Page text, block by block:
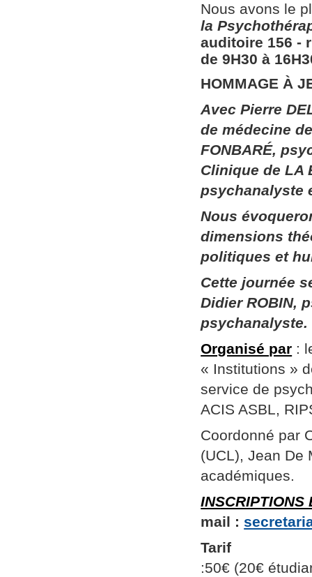
Nous avons le
la
auditoire 156​ ​-
de 9H30 à
HOMMAGE À
Avec Pierre
de médecine
FONBARÉ,
Clinique de LA
psychanalyste
Nous
dimensions
politiques et
Cette journée
Didier ROBIN,
psychanalyste.
Organisé par :
« Institutions »
service de
ACIS ASBL,
Coordonné par
(UCL), Jean De
académiques.
INSCRIPTIONS
mail :
Tarif
:50€ (20€